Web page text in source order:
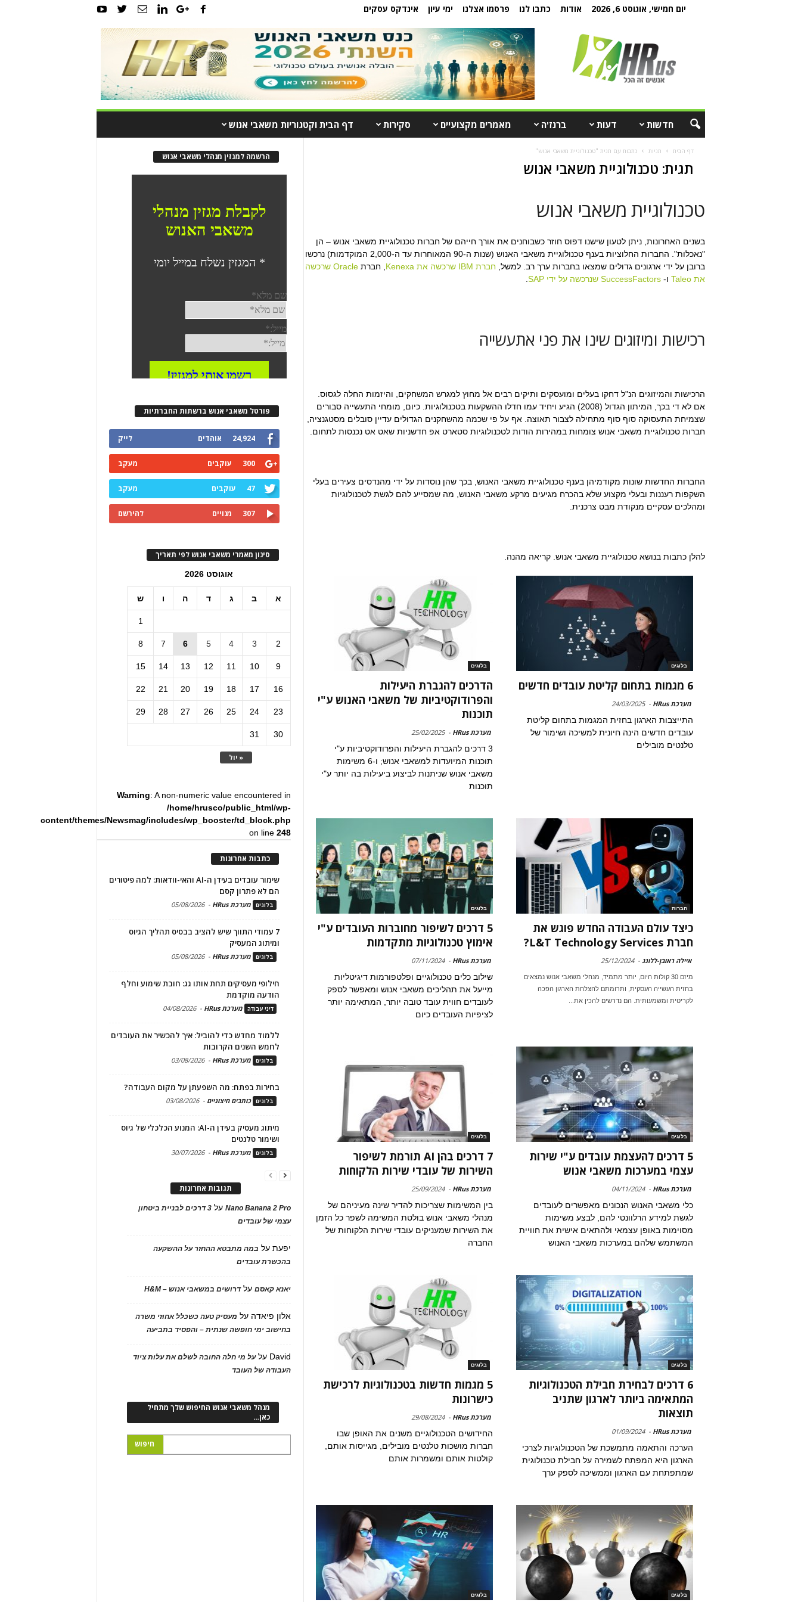
יום חמישי, אוגוסט 6, 2026 אודות כתבו לנו פרסמו אצלנו ימי עיון אינדקס עסקים
חדשות דעות ברנז'ה מאמרים מקצועיים סקירות דף הבית וקטגוריות משאבי אנוש
דף הבית תגיות כתבות עם תגית "טכנולוגיית משאבי אנוש"
תגית: טכנולוגיית משאבי אנוש
טכנולוגיית משאבי אנוש
בשנים האחרונות, ניתן לטעון שישנו דפוס חוזר כשבוחנים את אורך חייהם של חברות טכנולוגיית משאבי אנוש – הן
"נאכלות". החברות החלוציות בענף טכנולוגיית משאבי האנוש (שנות ה-90 המאוחרות עד ה-2,000 המוקדמות) נרכשו
ברובן על ידי ארגונים גדולים שמצאו בחברות ערך רב. למשל, חברת IBM שרכשה את Kenexa , חברת
Oracle שרכשה
את Taleo
ו-SuccessFactors שנרכשה על ידי SAP
רכישות ומיזוגים שינו את פני אתעשייה
הרכישות והמיזוגים הנ"ל דחקו בעלים ומועסקים ותיקים רבים אל מחוץ למגרש המשחקים, והיזמות החלה לגסוס.
אם לא די בכך, המיתון הגדול (2008) הגיע ויחיד עמו חדלו ההשקעות בטכנולוגיות. כיום, מומחי התעשייה סבורים
שצמיחת התעסוקה סוף סוף מתחילה לצבור תאוצה. אף על פי שכמה מהשחקנים הגדולים עדיין סובלים מסטגנציה,
חברות טכנולוגיית משאבי אנוש צומחות במהירות הודות לטכנולוגיות סטארט אפ חדשניות שאט אט נכנסות לתחום.
החברות החדשות שונות מקודמיהן בענף טכנולוגיית משאבי האנוש, בכך שהן נוסדות על ידי מהנדסים צעירים בעלי
השקפות רעננות ובעלי מקצוע שלא בהכרח מגיעים מרקע משאבי האנוש, מה שמסייע להם לגשת לטכנולוגיות
ומהלכים עסקיים מנקודת מבט צרכנית.
להלן כתבות בנושא טכנולוגיית משאבי אנוש. קריאה מהנה.
בלוגים
6 מגמות בתחום קליטת עובדים חדשים
מערכת HRus -
24/03/2025
התייצבות הארגון בחזית המגמות בתחום קליטת
עובדים חדשים הינה חיונית למשיכה ושימור של
טלנטים מובילים
בלוגים
הדרכים להגברת היעילות
והפרודוקטיביות של משאבי האנוש ע"י
תוכנות
מערכת HRus -
25/02/2025
3 דרכים להגברת היעילות והפרודוקטיביות ע"י
תוכנות המיועדות למשאבי אנוש; ו-6 משימות
משאבי אנוש שניתנות לביצוע ביעילות בה יותר ע"י
תוכנות
חברות
כיצד עולם העבודה החדש פוגש את
חברת L&T Technology Services?
איילה ראובן-ללונג -
25/12/2024
מיזם 30 קולות היום, יותר מתמיד, מנהלי משאבי אנוש נמצאים
בחזית העשייה העסקית, ותרומתם להצלחת הארגון הפכה
לקריטית ומשמעותית. הם נדרשים להכין את...
בלוגים
5 דרכים לשיפור מחוברות העובדים ע"י
אימוץ טכנולוגיות מתקדמות
מערכת HRus -
07/11/2024
שילוב כלים טכנולוגיים ופלטפורמות דיגיטליות
מייעל את תהליכים משאבי אנוש ומאפשר לספק
לעובדים חווית עובד טובה יותר, המתאימה יותר
לציפיות העובדים כיום
בלוגים
5 דרכים להעצמת עובדים ע"י שירות
עצמי במערכות משאבי אנוש
מערכת HRus -
04/11/2024
כלי משאבי האנוש הנכונים מאפשרים לעובדים
לגשת למידע הרלוונטי להם, לבצע משימות
מסוימות באופן עצמאי ולהתאים אישית את חוויית
המשתמש שלהם במערכות משאבי האנוש
בלוגים
7 דרכים בהן AI תורמת לשיפור
השירות של עובדי שירות הלקוחות
מערכת HRus -
25/09/2024
בין המשימות שצריכות להדיר שינה מעיניהם של
מנהלי משאבי אנוש בולטת המשימה לשפר כל הזמן
את השירות שמעניקים עובדי שירות הלקוחות של
החברה
בלוגים
6 דרכים לבחירת חבילת הטכנולוגיות
המתאימה ביותר לארגון שתניב
תוצאות
מערכת HRus -
01/09/2024
הערכה והתאמה מתמשכת של הטכנולוגיות לצרכי
הארגון היא המפתח לשמירה על חבילת טכנולוגית
שמתפתחת עם הארגון וממשיכה לספק ערך
בלוגים
5 מגמות חדשות בטכנולוגיות לרכישת
כישרונות
מערכת HRus -
29/08/2024
החידושים הטכנולוגיים משנים את האופן שבו
חברות מושכות טלנטים מובילים, מגייסות אותם,
קולטות אותם ומשמרות אותם
בלוגים בלוגים
הרשמה למגזין מנהלי משאבי אנוש
פורטל משאבי אנוש ברשתות החברתיות
24,924 אוהדים לייק
300 עוקבים מעקב
47 עוקבים מעקב
307 מנויים להירשם
סינון מאמרי משאבי אנוש לפי תאריך
אוגוסט 2026
א ב ג ד ה ו ש
« יול
1
2
3
4
5
6
7
8
9
10
11
12
13
14
15
16
17
18
19
20
21
22
23
24
25
26
27
28
29
30
31
Warning: A non-numeric value encountered in
/home/hrusco/public_html/wp-
content/themes/Newsmag/includes/wp_booster/td_block.php
on line248
כתבות אחרונות
שימור עובדים בעידן ה-AI והאי-וודאות: למה פיטורים
הם לא פתרון קסם
בלוגים מערכת HRus -
05/08/2026
7 עמודי התווך שיש להציב בבסיס תהליך הגיוס
ומיתוג המעסיק
בלוגים מערכת HRus -
05/08/2026
חילופי מעסיקים תחת אותו גג: חובת שימוע וחלף
הודעה מוקדמת
דיני עבודה מערכת HRus -
04/08/2026
ללמוד מחדש כדי להוביל: איך להכשיר את העובדים
לחמש השנים הקרובות
בלוגים מערכת HRus -
03/08/2026
בחירות בפתח: מה השפעתן על מקום העבודה?
בלוגים כותבים חיצוניים -
03/08/2026
מיתוג מעסיק בעידן ה-AI: המנוע הכלכלי של גיוס
ושימור טלנטים
בלוגים מערכת HRus -
30/07/2026
תגובות אחרונות
Nano Banana 2 Proעל
3 דרכים לבניית ביטחון
עצמי של עובדים
יפעתעל במה מתבטא ההחזר על ההשקעה
בהכשרת עובדים
יאנא קאסםעלדרושים במשאבי אנוש – H&M
אלון פיאדה על מעסיק טעה כשכלל אחוזי משרה
בחישוב ימי חופשה שנתית – והפסיד בתביעה
David עלעל מי חלה החובה לשלם את עלות ציוד
העבודה של העובד
מנהל משאבי אנוש החיפוש שלך מתחיל
כאן…